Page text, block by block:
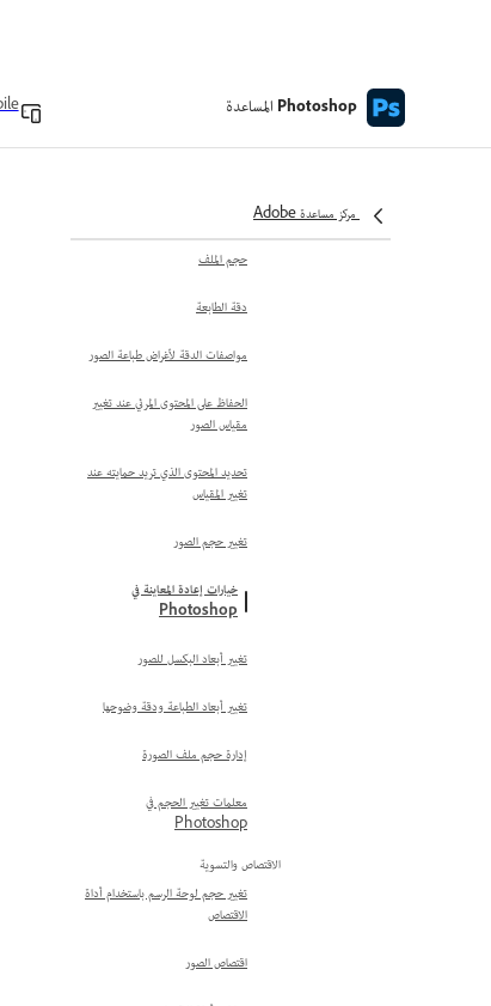
Photoshop المساعدة
مركز مساعدة Adobe
حجم الصورة
حجم الملف
دقة الطابعة
مواصفات الدقة لأغراض طباعة الصور
الحفاظ على المحتوى المرئي عند تغيير
مقياس الصور
تحديد المحتوى الذي تريد حمايته عند
تغيير المقياس
تغيير حجم الصور
خيارات إعادة المعاينة في
Photoshop
تغيير أبعاد البكسل للصور
تغيير أبعاد الطباعة ودقة وضوحها
إدارة حجم ملف الصورة
معلمات تغيير الحجم في
Photoshop
الاقتصاص والتسوية
تغيير حجم لوحة الرسم باستخدام أداة
الاقتصاص
اقتصاص الصور